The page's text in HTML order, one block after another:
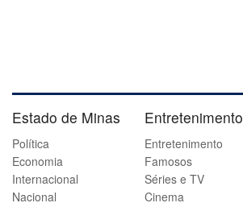
Estado de Minas
Política
Economia
Internacional
Nacional
Entretenimento
Entretenimento
Famosos
Séries e TV
Cinema